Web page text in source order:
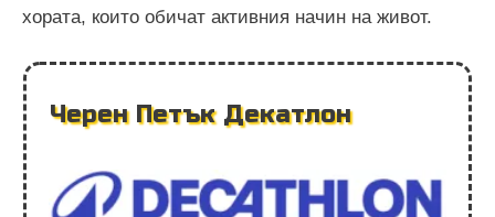
хората, които обичат активния начин на живот.
Черен Петък Декатлон